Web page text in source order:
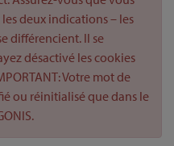
deux indications – les
différencient. Il se
désactivé les cookies
Votre mot de
ou réinitialisé que dans le